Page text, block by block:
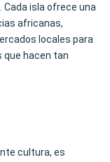
Cada isla ofrece una
africanas,
locales para
hacen tan
cultura, es